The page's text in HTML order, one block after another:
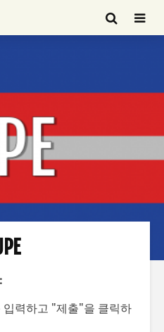
입력하고 "제출"을 클릭하